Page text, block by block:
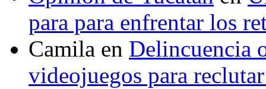
para para enfrentar los
Camila en Delincuencia
videojuegos para